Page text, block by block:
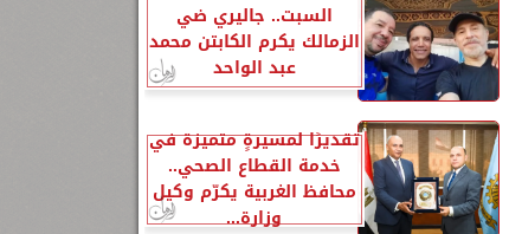
السبت.. جاليري ضي
الزمالك يكرم الكابتن محمد
عبد الواحد
تقديرًا لمسيرةٍ متميزة في
خدمة القطاع الصحي..
محافظ الغربية يكرّم وكيل
وزارة...